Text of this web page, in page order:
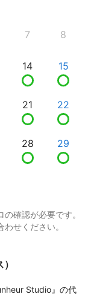
7 8
14 15
21 22
28 29
確認が必要です。
せください。
Studio』の代